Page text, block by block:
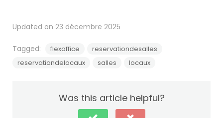
Updated on 23 décembre 2025
Tagged: flexoffice
reservationdesalles
reservationdelocaux
salles locaux
Was this article helpful?